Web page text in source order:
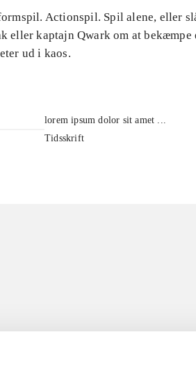
Actionspil. Spil alene, eller
eller kaptajn Qwark om at
ud i kaos.
lorem ipsum dolor sit amet ...
Tidsskrift